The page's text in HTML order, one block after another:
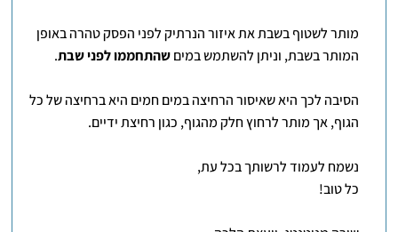
מותר לשטוף בשבת את איזור הנרתיק לפני הפסק טהרה באופן
המותר בשבת, וניתן להשתמש במיםשהתחממו לפני שבת.
הסיבה לכך היא שאיסור הרחיצה במים חמים היא ברחיצה של כל
הגוף, אך מותר לרחוץ חלק מהגוף, כגון רחיצת ידיים.
נשמח לעמוד לרשותך בכל עת,
כל טוב!